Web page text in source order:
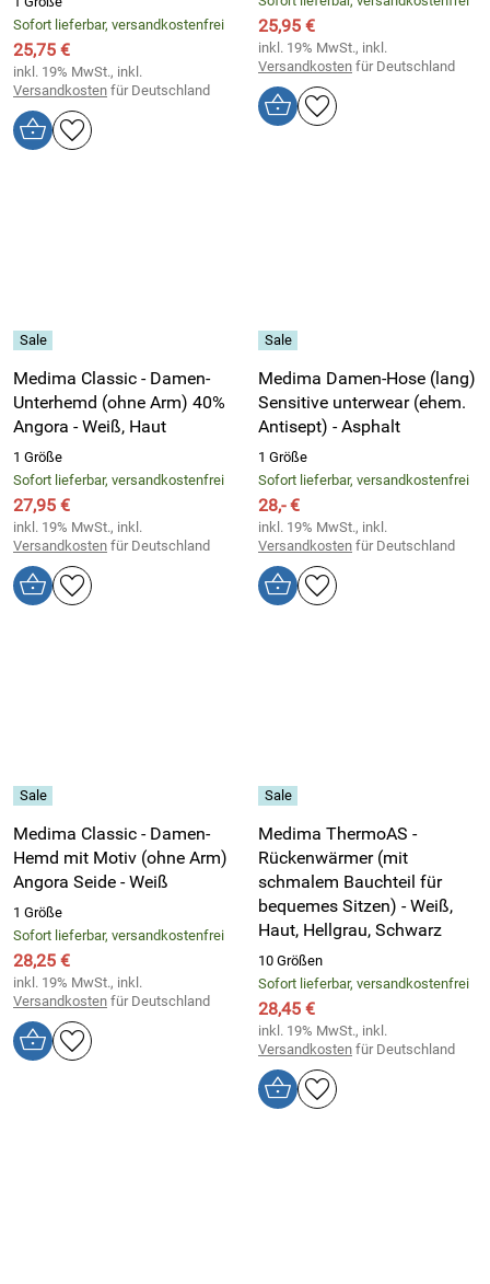
Sofort lieferbar, versandkostenfrei
25,75 €
inkl. 19% MwSt., inkl.
Versandkosten für Deutschland
25,95 €
inkl. 19% MwSt., inkl.
Versandkosten für Deutschland
Medima Classic - Damen-
Unterhemd (ohne Arm) 40%
Angora - Weiß, Haut
1 Größe
Sofort lieferbar, versandkostenfrei
27,95 €
inkl. 19% MwSt., inkl.
Versandkosten für Deutschland
Medima Damen-Hose (lang)
Sensitive unterwear (ehem.
Antisept) - Asphalt
1 Größe
Sofort lieferbar, versandkostenfrei
28,- €
inkl. 19% MwSt., inkl.
Versandkosten für Deutschland
Medima Classic - Damen-
Hemd mit Motiv (ohne Arm)
Angora Seide - Weiß
1 Größe
Sofort lieferbar, versandkostenfrei
28,25 €
inkl. 19% MwSt., inkl.
Versandkosten für Deutschland
Medima ThermoAS -
Rückenwärmer (mit
schmalem Bauchteil für
bequemes Sitzen) - Weiß,
Haut, Hellgrau, Schwarz
10 Größen
Sofort lieferbar, versandkostenfrei
28,45 €
inkl. 19% MwSt., inkl.
Versandkosten für Deutschland